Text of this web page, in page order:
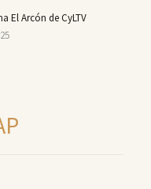
El Arcón de CyLTV